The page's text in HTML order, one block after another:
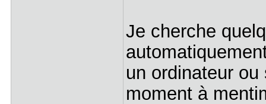
Je cherche
un ordinateur
moment à